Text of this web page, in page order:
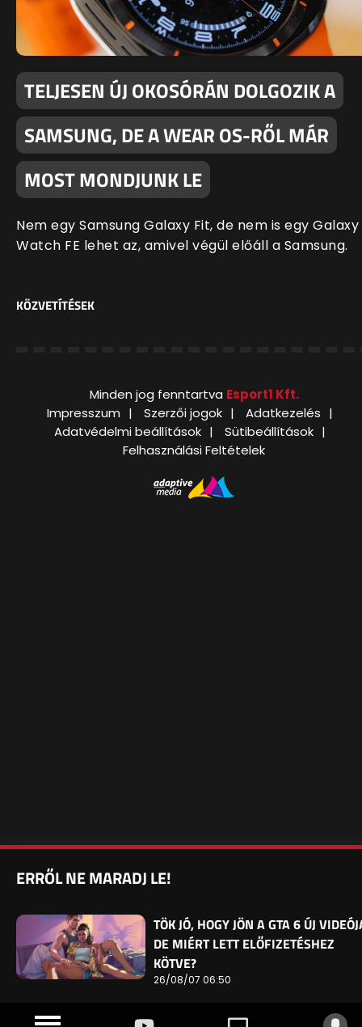
TELJESEN ÚJ OKOSÓRÁN DOLGOZIK A
SAMSUNG, DE A WEAR OS-RŐL MÁR
MOST MONDJUNK LE
Nem egy Samsung Galaxy Fit, de nem is egy Galaxy
Watch FE lehet az, amivel végül előáll a Samsung.
KÖZVETÍTÉSEK
Minden jog fenntartva Esport1 Kft.
Impresszum
Szerzői jogok
Adatkezelés
Adatvédelmi beállítások
Sütibeállítások
Felhasználási Feltételek
ERRŐL NE MARADJ LE!
TÖK JÓ, HOGY JÖN A GTA 6 ÚJ
DE MIÉRT LETT ELŐFIZETÉSHEZ
KÖTVE?
26/08/07 06:50